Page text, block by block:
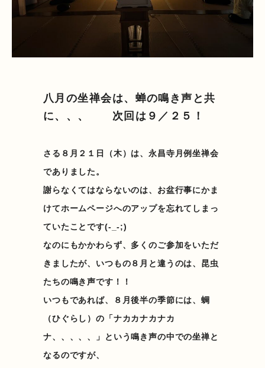
八月の坐禅会は、蝉の鳴き声と共
に、、、 次回は９／２５！
さる８月２１日（木）は、永昌寺月例坐禅会
でありました。
謝らなくてはならないのは、お盆行事にかま
けてホームページへのアップを忘れてしまっ
ていたことです(-_-;)
なのにもかかわらず、多くのご参加をいただ
きましたが、いつもの８月と違うのは、昆虫
たちの鳴き声です！！
いつもであれば、８月後半の季節には、蜩
（ひぐらし）の「ナカカナカナカ
ナ、、、、、」という鳴き声の中での坐禅と
なるのですが、